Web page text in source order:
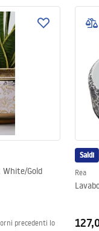
White/Gold
precedenti lo
Saldi
Rea